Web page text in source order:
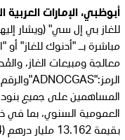
أبوظبي، الإمارات العربية المتحدة،
للغاز بي إل سي" (ويشار
مباشرة بـ "أدنوك للغاز"
معالجة ومبيعات الغاز،
المساهمين على جميع بنود